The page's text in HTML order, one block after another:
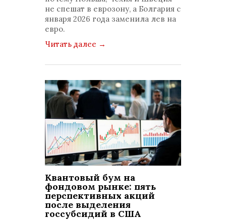
не спешат в еврозону, а Болгария с
января 2026 года заменила лев на
евро.
Читать далее →
Квантовый бум на
фондовом рынке: пять
перспективных акций
после выделения
госсубсидий в США